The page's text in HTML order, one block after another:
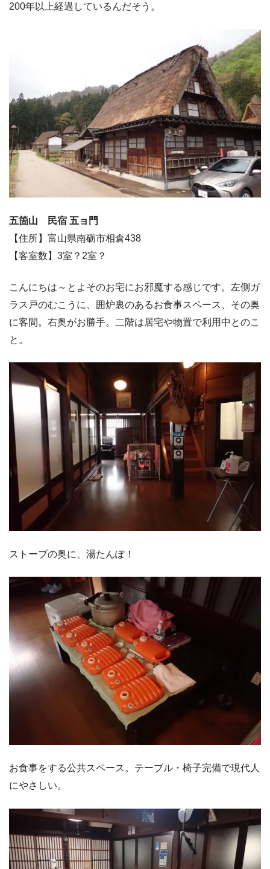
200年以上経過しているんだそう。
五箇山 民宿 五ョ門
【住所】富山県南砺市相倉438
【客室数】3室？2室？
こんにちは～とよそのお宅にお邪魔する感じです。左側ガ
ラス戸のむこうに、囲炉裏のあるお食事スペース、その奥
に客間。右奥がお勝手。二階は居宅や物置で利用中とのこ
と。
ストーブの奥に、湯たんぽ！
お食事をする公共スペース。テーブル・椅子完備で現代人
にやさしい。